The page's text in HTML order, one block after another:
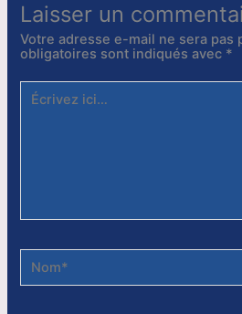
Laisser un
Votre adresse e-mail ne sera pas
obligatoires sont indiqués avec *
Écrivez
ici…
Nom*